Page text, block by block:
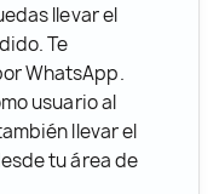
llevar el
Te
WhatsApp.
usuario al
llevar el
tu área de